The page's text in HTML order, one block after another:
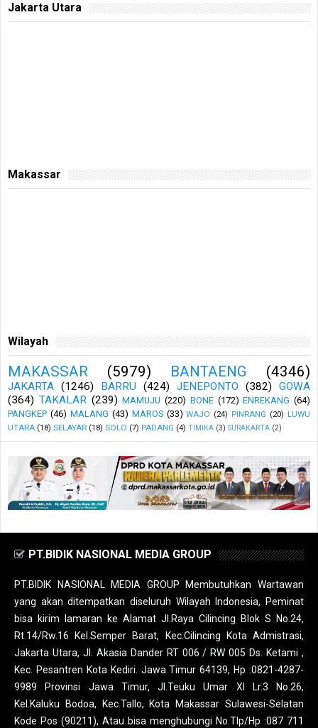
Jakarta Utara
Makassar
Wilayah
MAKASSAR (5979) BANTAENG (4346)
JAKARTA (1246) BARRU (424) JENEPONTO (382)
GOWA
(364) TAKALAR (239) MAMUJU (220) BONE (172) ENREKANG (64)
PANGKEP (46) MALANG (43) MAROS (33) WAJO (24) PINRANG (20) LUWU
UTARA (18) SELAYAR (18) SOLO (7) PADANG (4) TIMIKA (3) SURAKARTA (2)
PT.BIDIK NASIONAL MEDIA GROUP
PT.BIDIK NASIONAL MEDIA GROUP Membutuhkan Wartawan
yang akan ditempatkan diseluruh Wilayah Indonesia, Peminat
bisa kirim lamaran ke Alamat Jl.Raya Cilincing Blok S No.24,
Rt.14/Rw.16 Kel.Semper Barat, Kec.Cilincing Kota Admistrasi,
Jakarta Utara, Jl. Akasia Dander RT 006 / RW 005 Ds. Ketami ,
Kec. Pesantren Kota Kediri. Jawa Timur 64139, Hp :0821-4287-
9989 Provinsi Jawa Timur, Jl.Teuku Umar XI Lr.3 No.26,
Kel.Kaluku Bodoa, Kec.Tallo, Kota Makassar Sulawesi-Selatan
Kode Pos (90211), Atau bisa menghubungi No.Tlp/Hp :087 711